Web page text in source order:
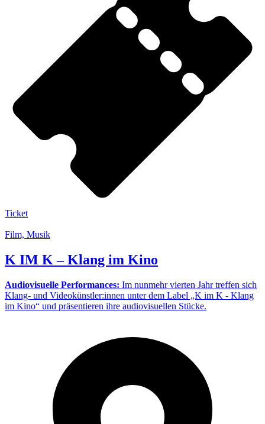
Ticket
Film, Musik
K IM K – Klang im Kino
Audiovisuelle Performances: Im nunmehr vierten Jahr treffen sich
Klang- und Videokünstler:innen unter dem Label „K im K - Klang
im Kino“ und präsentieren ihre audiovisuellen Stücke.